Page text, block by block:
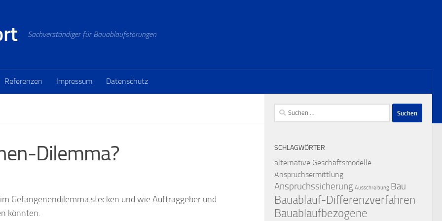
Sachverständiger für Bauablaufstörungen
Referenzen Impressum Datenschutz
Dilemma?
Gefangenendilemma stecken und wie Auftraggeber und
könnten.
Suchen
nach:
SCHLAGWÖRTER
alternative Geschäftsmodelle
Anspruchsermittlung
Anspruchssicherung Ausschreibung Bau
Bauablauf-Differenzverfahren
Bauablaufbezogene